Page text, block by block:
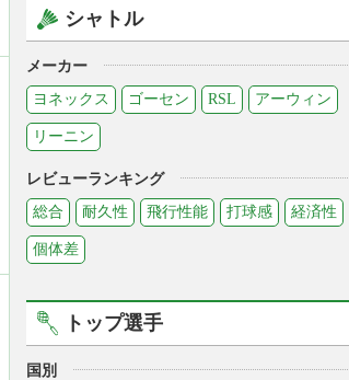
シャトル
メーカー
ヨネックス
ゴーセン RSL アーウィン
リーニン
レビューランキング
総合
耐久性 飛行性能 打球感 経済性
個体差
トップ選手
国別